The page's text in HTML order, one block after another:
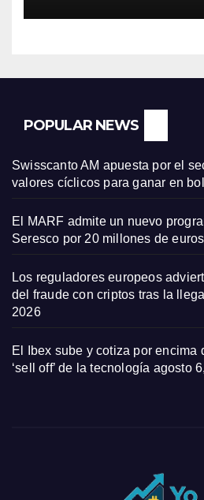
POPULAR NEWS
Swisscanto AM apuesta por el
valores cíclicos para ganar en
El MARF admite un nuevo
Seresco por 20 millones de euros
Los reguladores europeos
del fraude con criptos tras la
2026
El Ibex sube y cotiza por encima
‘sell off’ de la tecnología agosto